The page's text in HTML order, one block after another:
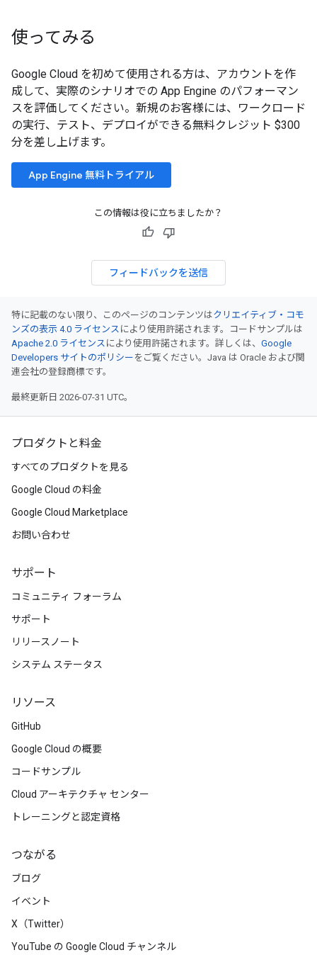
使ってみる
Google Cloud を初めて使用される方は、アカウントを作
成して、実際のシナリオでの App Engine のパフォーマン
スを評価してください。新規のお客様には、ワークロード
の実行、テスト、デプロイができる無料クレジット $300
分を差し上げます。
App Engine 無料トライアル
この情報は役に立ちましたか？
フィードバックを送信
特に記載のない限り、このページのコンテンツはクリエイティブ・コモ
ンズの表示 4.0 ライセンス により使用許諾されます。コードサンプルは
Apache 2.0 ライセンス により使用許諾されます。詳しくは、 Google
Developers サイトのポリシー をご覧ください。Java は Oracle および関
連会社の登録商標です。
最終更新日 2026-07-31 UTC。
プロダクトと料金
すべてのプロダクトを見る
Google Cloud の料金
Google Cloud Marketplace
お問い合わせ
サポート
コミュニティ フォーラム
サポート
リリースノート
システム ステータス
リソース
GitHub
Google Cloud の概要
コードサンプル
Cloud アーキテクチャ センター
トレーニングと認定資格
つながる
ブログ
イベント
X（Twitter）
YouTube の Google Cloud チャンネル